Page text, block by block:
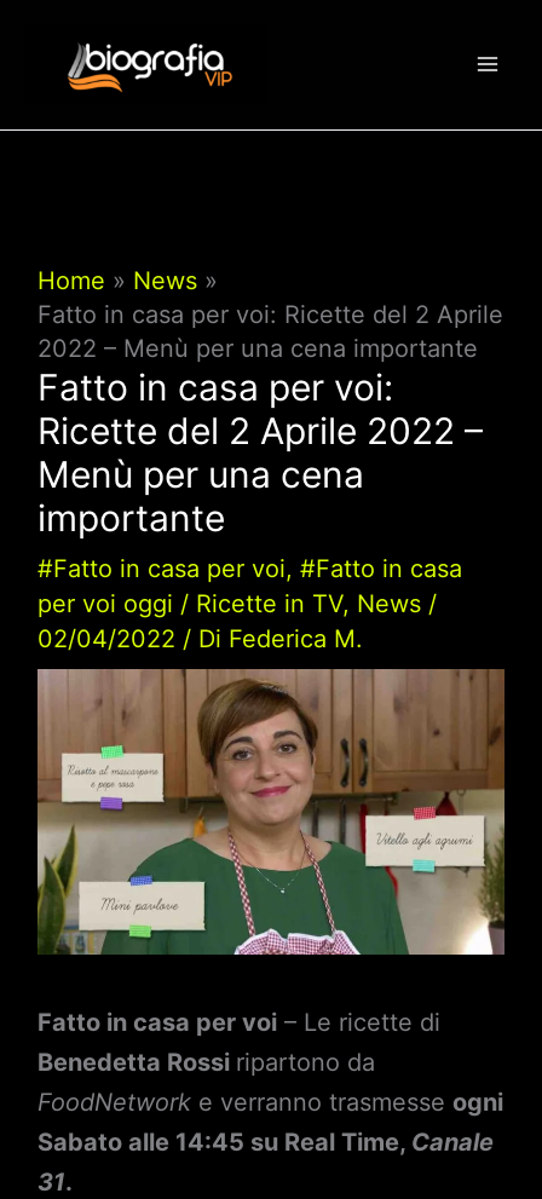
contenuto
Home
News
Fatto in casa per voi: Ricette del 2 Aprile
2022 – Menù per una cena importante
Fatto in casa per voi:
Ricette del 2 Aprile 2022 –
Menù per una cena
importante
#Fatto in casa per voi, #Fatto in casa
per voi oggi / Ricette in TV, News/
02/04/2022 / Di Federica M.
Fatto in casa per voi– Le ricette di
Benedetta Rossi ripartono da
FoodNetworke verranno trasmesse ogni
Sabato alle 14:45 su Real Time, Canale
31.